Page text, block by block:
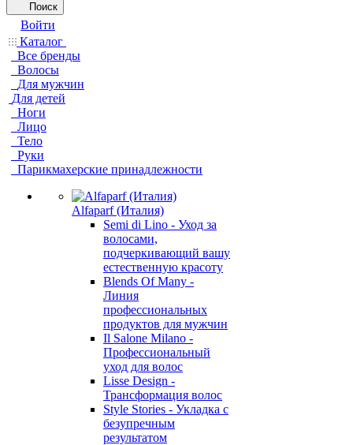
Поиск
Войти
Каталог
Все бренды
Волосы
Для мужчин
Для детей
Ноги
Лицо
Тело
Руки
Парикмахерские принадлежности
Alfaparf (Италия)
Semi di Lino - Уход за
волосами,
подчеркивающий вашу
естественную красоту
Blends Of Many -
Линия
профессиональных
продуктов для мужчин
Il Salone Milano -
Профессиональный
уход для волос
Lisse Design -
Трансформация волос
Style Stories - Укладка с
безупречным
результатом